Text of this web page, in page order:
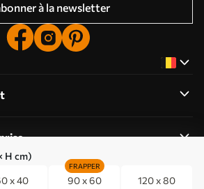
H cm)
x 40 90 x 60
FRAPPER
120 x 80
à la newsletter